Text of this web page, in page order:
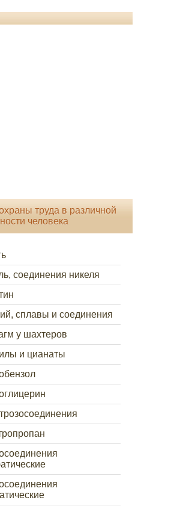
труда в различной
человека
соединения никеля
сплавы и соединения
у шахтеров
и цианаты